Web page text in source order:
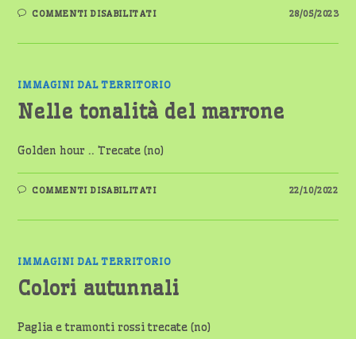
COMMENTI DISABILITATISU 28/05/2023
IMMAGINI DAL TERRITORIO
Nelle tonalità del marrone
Golden hour .. Trecate (no)
COMMENTI DISABILITATISU
DEL
22/10/2022
IMMAGINI DAL TERRITORIO
Colori autunnali
Paglia e tramonti rossi trecate (no)